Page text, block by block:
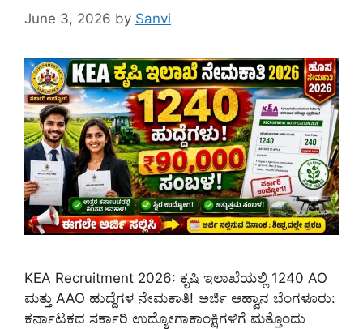
June 3, 2026 by Sanvi
KEA Recruitment 2026: ಕೃಷಿ ಇಲಾಖೆಯಲ್ಲಿ 1240 AO
ಮತ್ತು AAO ಹುದ್ದೆಗಳ ನೇಮಕಾತಿ! ಅರ್ಜಿ ಆಹ್ವಾನ ಬೆಂಗಳೂರು:
ಕರ್ನಾಟಕದ ಸರ್ಕಾರಿ ಉದ್ಯೋಗಾಕಾಂಕ್ಷಿಗಳಿಗೆ ಮತ್ತೊಂದು